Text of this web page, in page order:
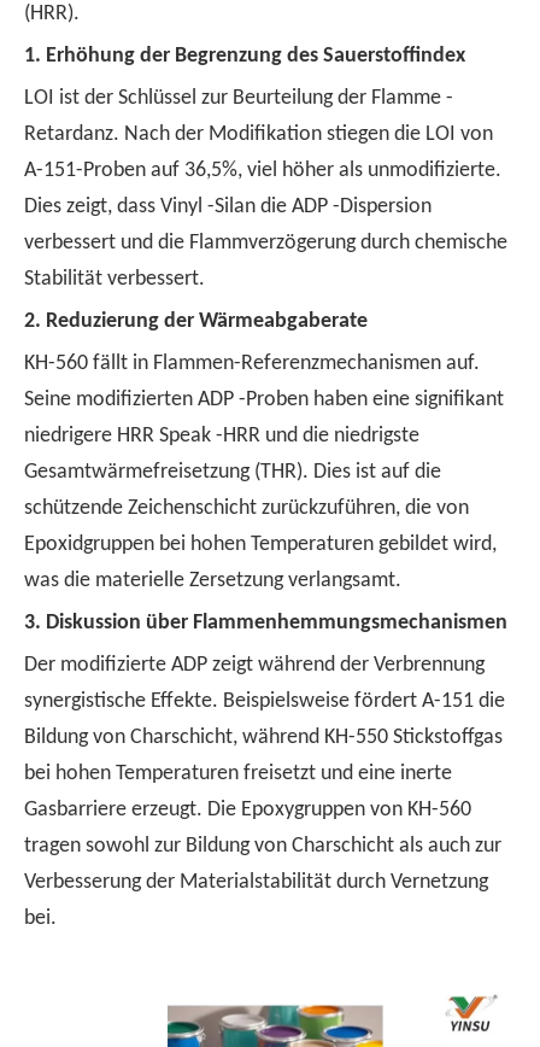
(HRR).
1. Erhöhung der Begrenzung des Sauerstoffindex
LOI ist der Schlüssel zur Beurteilung der Flamme -
Retardanz. Nach der Modifikation stiegen die LOI von
A-151-Proben auf 36,5%, viel höher als unmodifizierte.
Dies zeigt, dass Vinyl -Silan die ADP -Dispersion
verbessert und die Flammverzögerung durch chemische
Stabilität verbessert.
2. Reduzierung der Wärmeabgaberate
KH-560 fällt in Flammen-Referenzmechanismen auf.
Seine modifizierten ADP -Proben haben eine signifikant
niedrigere HRR Speak -HRR und die niedrigste
Gesamtwärmefreisetzung (THR). Dies ist auf die
schützende Zeichenschicht zurückzuführen, die von
Epoxidgruppen bei hohen Temperaturen gebildet wird,
was die materielle Zersetzung verlangsamt.
3. Diskussion über Flammenhemmungsmechanismen
Der modifizierte ADP zeigt während der Verbrennung
synergistische Effekte. Beispielsweise fördert A-151 die
Bildung von Charschicht, während KH-550 Stickstoffgas
bei hohen Temperaturen freisetzt und eine inerte
Gasbarriere erzeugt. Die Epoxygruppen von KH-560
tragen sowohl zur Bildung von Charschicht als auch zur
Verbesserung der Materialstabilität durch Vernetzung
bei.